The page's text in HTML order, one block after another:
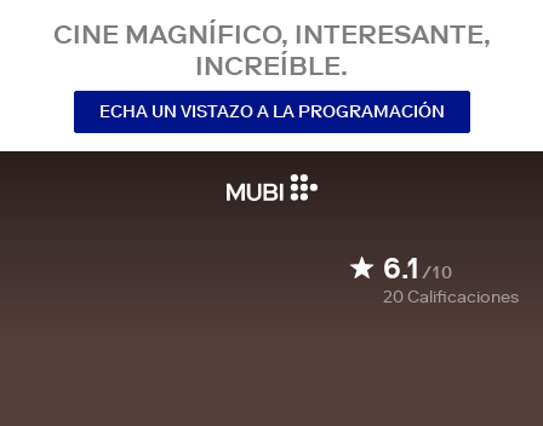
CINE MAGNÍFICO, INTERESANTE,
INCREÍBLE.
ECHA UN VISTAZO A LA PROGRAMACIÓN
6.1 /10
20Calificaciones